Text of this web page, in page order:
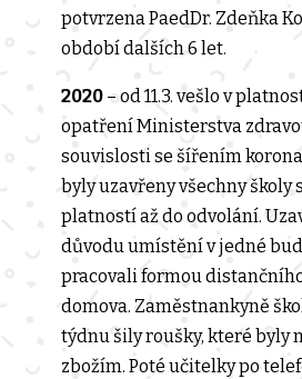
potvrzena PaedDr. Zdeňka
období dalších 6 let.
2020– od 11.3. vešlo v
opatření Ministerstva
souvislosti se šířením
byly uzavřeny všechny školy
platností až do odvolání.
důvodu umístění v jedné
pracovali formou
domova. Zaměstnankyně
týdnu šily roušky, které byly
zbožím. Poté učitelky po